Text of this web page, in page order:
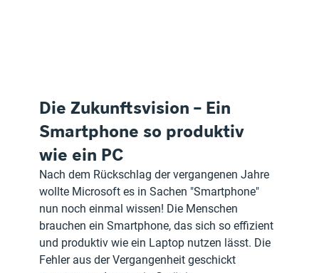
Die Zukunftsvision – Ein
Smartphone so produktiv
wie ein PC
Nach dem Rückschlag der vergangenen Jahre
wollte Microsoft es in Sachen "Smartphone"
nun noch einmal wissen! Die Menschen
brauchen ein Smartphone, das sich so effizient
und produktiv wie ein Laptop nutzen lässt. Die
Fehler aus der Vergangenheit geschickt